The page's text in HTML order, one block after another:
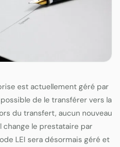
est actuellement géré par
de le transférer vers la
du transfert, aucun nouveau
change le prestataire par
LEI sera désormais géré et